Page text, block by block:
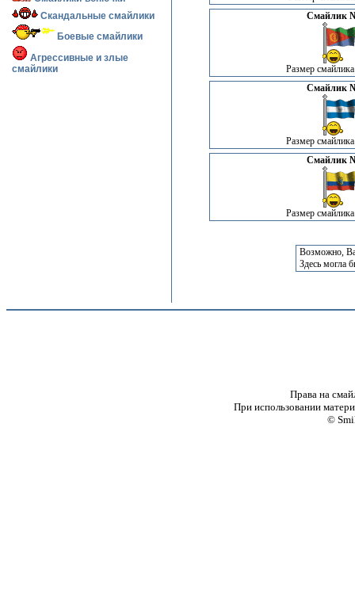
Скандальные смайлики
Боевые смайлики
Агрессивные и злые
смайлики
Смайлик
Размер
Смайлик
Размер
Смайлик
Размер
Возможно,
Здесь могла
Права на
При использовании
©